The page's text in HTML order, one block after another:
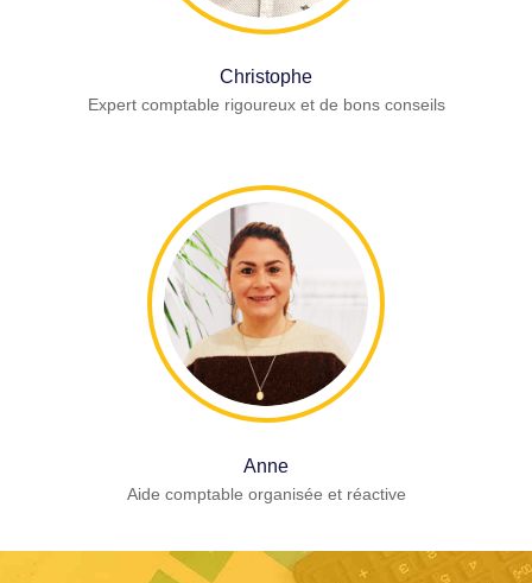
Christophe
Expert comptable rigoureux et de bons conseils
Anne
Aide comptable organisée et réactive